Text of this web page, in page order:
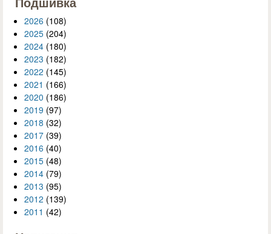
2026 (108)
2025 (204)
2024 (180)
2023 (182)
2022 (145)
2021 (166)
2020 (186)
2019 (97)
2018 (32)
2017 (39)
2016 (40)
2015 (48)
2014 (79)
2013 (95)
2012 (139)
2011 (42)